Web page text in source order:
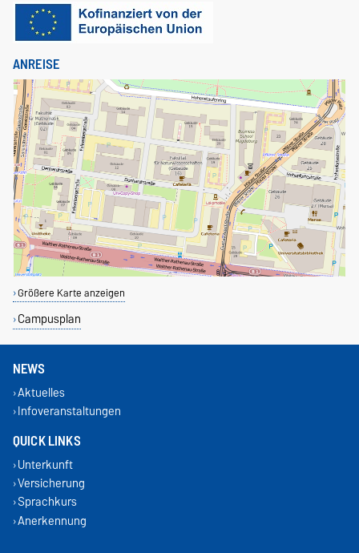
ANREISE
Größere Karte anzeigen
Campusplan
NEWS
Aktuelles
Infoveranstaltungen
QUICK LINKS
Unterkunft
Versicherung
Sprachkurs
Anerkennung